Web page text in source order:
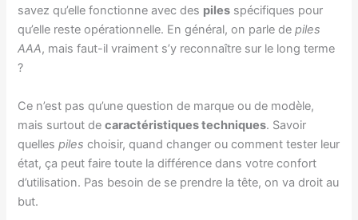
savez qu’elle fonctionne avec des piles spécifiques pour
qu’elle reste opérationnelle. En général, on parle depiles
AAA, mais faut-il vraiment s’y reconnaître sur le long terme
?
Ce n’est pas qu’une question de marque ou de modèle,
mais surtout decaractéristiques techniques. Savoir
quellespiles choisir, quand changer ou comment tester leur
état, ça peut faire toute la différence dans votre confort
d’utilisation. Pas besoin de se prendre la tête, on va droit au
but.